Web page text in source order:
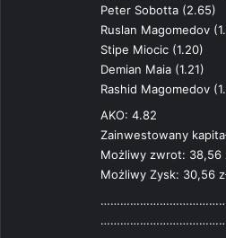
Peter Sobotta (2.65)
Ruslan Magomedov
Stipe Miocic (1.20)
Demian Maia (1.21)
Rashid Magomedov
AKO: 4.82
Zainwestowany
Możliwy zwrot: 38,56
Możliwy Zysk: 30,56